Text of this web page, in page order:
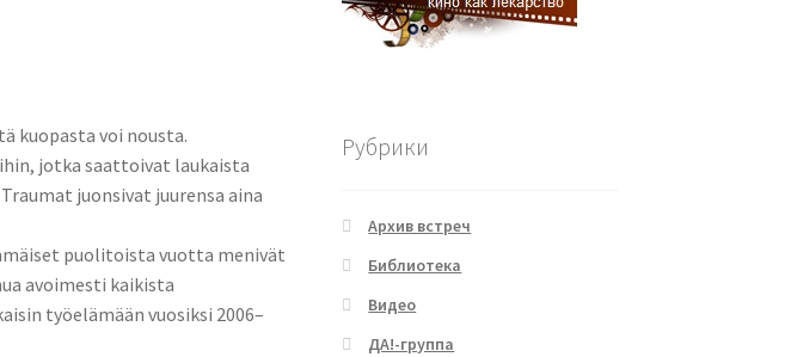
kuopasta voi nousta.
jotka saattoivat laukaista
juonsivat juurensa aina
puolitoista vuotta menivät
avoimesti kaikista
työelämään vuosiksi 2006–
Рубрики
Архив встреч
Библиотека
Видео
ДА!-группа